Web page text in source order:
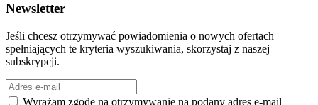
Newsletter
Jeśli chcesz otrzymywać powiadomienia o nowych ofertach
spełniających te kryteria wyszukiwania, skorzystaj z naszej
subskrypcji.
Wyrażam zgodę na otrzymywanie na podany adres e-mail